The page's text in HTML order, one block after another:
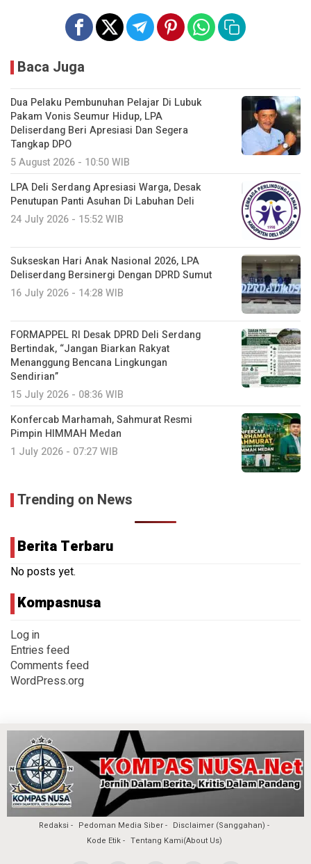
Baca Juga
Dua Pelaku Pembunuhan Pelajar Di Lubuk
Pakam Vonis Seumur Hidup, LPA
Deliserdang Beri Apresiasi Dan Segera
Tangkap DPO
5 August 2026 - 10:50 WIB
LPA Deli Serdang Apresiasi Warga, Desak
Penutupan Panti Asuhan Di Labuhan Deli
24 July 2026 - 15:52 WIB
Sukseskan Hari Anak Nasional 2026, LPA
Deliserdang Bersinergi Dengan DPRD Sumut
16 July 2026 - 14:28 WIB
FORMAPPEL RI Desak DPRD Deli Serdang
Bertindak, “Jangan Biarkan Rakyat
Menanggung Bencana Lingkungan
Sendirian”
15 July 2026 - 08:36 WIB
Konfercab Marhamah, Sahmurat Resmi
Pimpin HIMMAH Medan
1 July 2026 - 07:27 WIB
Trending on News
Berita Terbaru
No posts yet.
Kompasnusa
Log in
Entries feed
Comments feed
WordPress.org
Redaksi Pedoman Media Siber
Disclaimer (Sanggahan)
Kode Etik
Tentang Kami(About Us)